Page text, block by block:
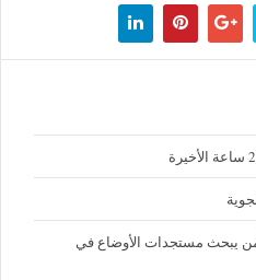
يبحث مستجدات الأوضاع في